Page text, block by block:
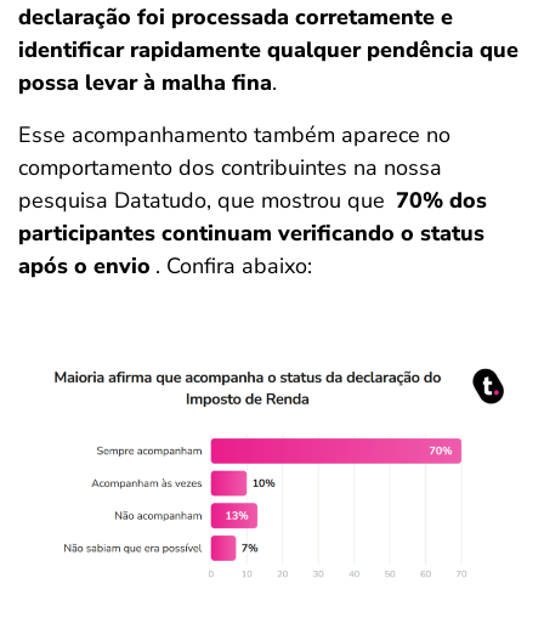
declaração foi processada corretamente e
identificar rapidamente qualquer pendência que
possa levar à malha fina.
Esse acompanhamento também aparece no
comportamento dos contribuintes na nossa
pesquisa Datatudo, que mostrou que 70% dos
participantes continuam verificando o status
após o envio . Confira abaixo: